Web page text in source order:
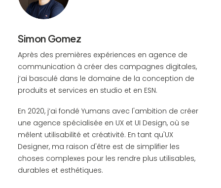
Simon Gomez
Après des premières expériences en agence de
communication à créer des campagnes digitales,
j’ai basculé dans le domaine de la conception de
produits et services en studio et en ESN.
En 2020, j’ai fondé Yumans avec l'ambition de créer
une agence spécialisée en UX et UI Design, où se
mêlent utilisabilité et créativité. En tant qu'UX
Designer, ma raison d'être est de simplifier les
choses complexes pour les rendre plus utilisables,
durables et esthétiques.